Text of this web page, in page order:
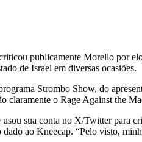
publicamente Morello por
de Israel em diversas ocasiões.
Strombo Show, do
claramente o Rage Against
sua conta no X/Twitter para
ao Kneecap. “Pelo visto,